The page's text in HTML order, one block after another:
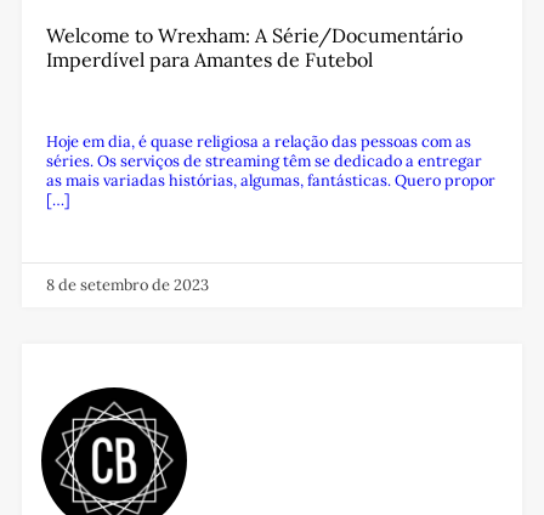
Welcome to Wrexham: A Série/Documentário
Imperdível para Amantes de Futebol
Hoje em dia, é quase religiosa a relação das pessoas com as
séries. Os serviços de streaming têm se dedicado a entregar
as mais variadas histórias, algumas, fantásticas. Quero propor
[…]
8 de setembro de 2023